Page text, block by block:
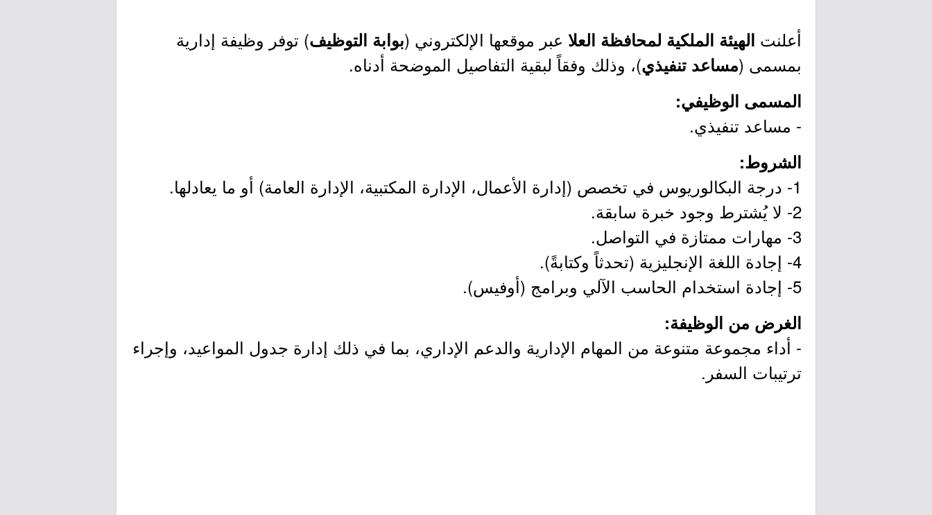
أعلنت الهيئة الملكية لمحافظة العلا عبر موقعها الإلكتروني (بوابة التوظيف) توفر وظيفة إدارية
بمسمى (مساعد تنفيذي)، وذلك وفقاً لبقية التفاصيل الموضحة أدناه.
المسمى الوظيفي:
- مساعد تنفيذي.
الشروط:
1- درجة البكالوريوس في تخصص (إدارة الأعمال، الإدارة المكتبية، الإدارة العامة) أو ما يعادلها.
2- لا يُشترط وجود خبرة سابقة.
3- مهارات ممتازة في التواصل.
4- إجادة اللغة الإنجليزية (تحدثاً وكتابةً).
5- إجادة استخدام الحاسب الآلي وبرامج (أوفيس).
الغرض من الوظيفة:
- أداء مجموعة متنوعة من المهام الإدارية والدعم الإداري، بما في ذلك إدارة جدول المواعيد، وإجراء
ترتيبات السفر.